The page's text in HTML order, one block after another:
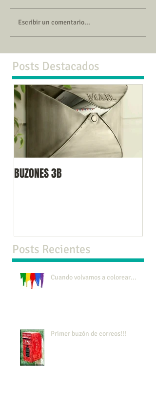
Escribir un comentario...
Posts Destacados
BUZONES 3B
Posts Recientes
Cuando volvamos a colorear...
Primer buzón de correos!!!